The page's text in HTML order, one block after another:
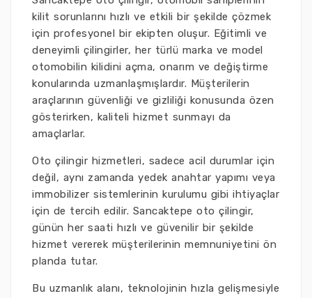
kilit sorunlarını hızlı ve etkili bir şekilde çözmek
için profesyonel bir ekipten oluşur. Eğitimli ve
deneyimli çilingirler, her türlü marka ve model
otomobilin kilidini açma, onarım ve değiştirme
konularında uzmanlaşmışlardır. Müşterilerin
araçlarının güvenliği ve gizliliği konusunda özen
gösterirken, kaliteli hizmet sunmayı da
amaçlarlar.
Oto çilingir hizmetleri, sadece acil durumlar için
değil, aynı zamanda yedek anahtar yapımı veya
immobilizer sistemlerinin kurulumu gibi ihtiyaçlar
için de tercih edilir. Sancaktepe oto çilingir,
günün her saati hızlı ve güvenilir bir şekilde
hizmet vererek müşterilerinin memnuniyetini ön
planda tutar.
Bu uzmanlık alanı, teknolojinin hızla gelişmesiyle